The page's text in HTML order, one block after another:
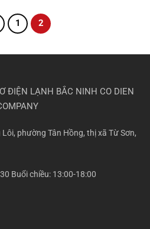
1 2
ĐIỆN LẠNH BẮC NINH CO DIEN
phường Tân Hồng, thị xã Từ Sơn,
Buổi chiều: 13:00-18:00